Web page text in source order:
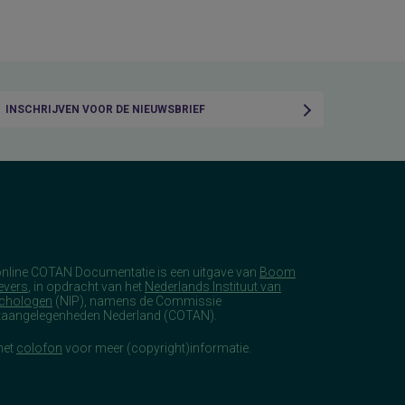
INSCHRIJVEN VOOR DE NIEUWSBRIEF
COTAN Documentatie is een uitgave van Boom
, in opdracht van het Nederlands Instituut van
(NIP), namens de Commissie
Nederland (COTAN).
colofon voor meer (copyright)informatie.